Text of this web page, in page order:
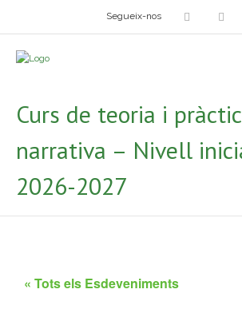
Segueix-nos
- Exposicions
- Fira del Dibuix
- Taller dels Amics Menuts
Curs de teoria i
narrativa – Nivell
2026-2027
« Tots els Esdeveniments